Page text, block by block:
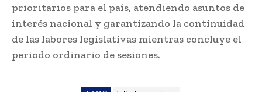
prioritarios para el país, atendiendo asuntos de
interés nacional y garantizando la continuidad
de las labores legislativas mientras concluye el
periodo ordinario de sesiones.